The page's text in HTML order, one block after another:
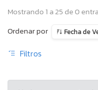
Mostrando 1 a 25 de 0
Ordenar por
Fecha de
Filtros